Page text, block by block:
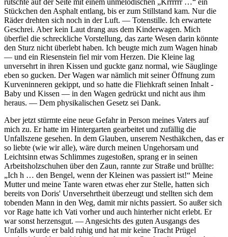
rutschte auf der Seite mit einem unmelodischen Krrrrrr …
ein
Stückchen den Asphalt entlang, bis er zum Stillstand kam. Nur die
Räder drehten sich noch in der Luft. — Totenstille. Ich erwartete
Geschrei. Aber kein Laut drang aus dem Kinderwagen. Mich
überfiel die schreckliche Vorstellung, das zarte Wesen darin könnte
den Sturz nicht überlebt haben. Ich beugte mich zum Wagen hinab
— und ein Riesenstein fiel mir vom Herzen. Die Kleine lag
unversehrt in ihren Kissen und guckte ganz normal, wie Säuglinge
eben so gucken. Der Wagen war nämlich mit seiner Öffnung zum
Kurveninneren gekippt, und so hatte die Fliehkraft seinen Inhalt -
Baby und Kissen — in den Wagen gedrückt und nicht aus ihm
heraus. — Dem physikalischen Gesetz sei Dank.
Aber jetzt stürmte eine neue Gefahr in Person meines Vaters auf
mich zu. Er hatte im Hintergarten gearbeitet und zufällig die
Unfallszene gesehen. In dem Glauben, unserem Nesthäkchen, das er
so liebte (wie wir alle), wäre durch meinen Ungehorsam und
Leichtsinn etwas Schlimmes zugestoßen, sprang er in seinen
Arbeitsholzschuhen über den Zaun, rannte zur Straße und brüllte:
Ich h … den Bengel, wenn der Kleinen was passiert ist!
Meine
Mutter und meine Tante waren etwas eher zur Stelle, hatten sich
bereits von Doris' Unversehrtheit überzeugt und stellten sich dem
tobenden Mann in den Weg, damit mir nichts passiert. So außer sich
vor Rage hatte ich Vati vorher und auch hinterher nicht erlebt. Er
war sonst herzensgut. — Angesichts des guten Ausgangs des
Unfalls wurde er bald ruhig und hat mir keine Tracht Prügel